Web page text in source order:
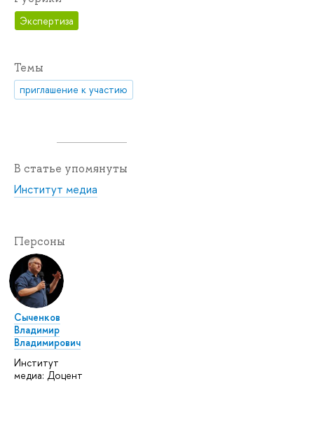
Экспертиза
Темы
приглашение к участию
В статье упомянуты
Институт медиа
Персоны
Сыченков
Владимир
Владимирович
Институт
медиа: Доцент